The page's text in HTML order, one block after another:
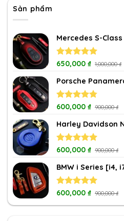
Sản phẩm
Mercedes S-Class
Rated5.00
650,000 ₫ 1,000,000₫
Porsche
Rated4.75
600,000 ₫ 900,000₫
Harley Davidson
Rated5.00
600,000 ₫ 900,000₫
BMW i Series [i4,
Rated5.00
600,000 ₫ 900,000₫